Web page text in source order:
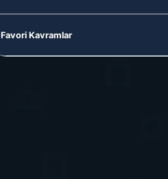
Favori Kavramlar